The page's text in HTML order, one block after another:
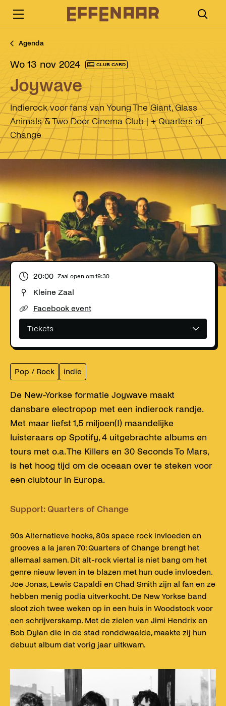
Agenda
wo 13 nov 2024 CLUB CARD
Joywave
Indierock voor fans van Young The Giant, Glass
Animals & Two Door Cinema Club | + Quarters of
Change
20:00 Zaal open om19:30
Kleine Zaal
Facebook event
Tickets
Pop / Rock indie
De New-Yorkse formatie Joywave maakt
dansbare electropop met een indierock randje.
Met maar liefst 1,5 miljoen(!) maandelijke
luisteraars op Spotify, 4 uitgebrachte albums en
tours met o.a. The Killers en 30 Seconds To Mars,
is het hoog tijd om de oceaan over te steken voor
een clubtour in Europa.
Support: Quarters of Change
90s Alternatieve hooks, 80s space rock invloeden en
grooves a la jaren 70: Quarters of Change brengt het
allemaal samen. Dit alt-rock viertal is niet bang om het
genre nieuw leven in te blazen met hun oude invloeden.
Joe Jonas, Lewis Capaldi en Chad Smith zijn al fan en ze
hebben menig podia uitverkocht. De New Yorkse band
sloot zich twee weken op in een huis in Woodstock voor
een schrijverskamp. Met de zielen van Jimi Hendrix en
Bob Dylan die in de stad ronddwaalde, maakte zij hun
debuut album dat vorig jaar uitkwam.